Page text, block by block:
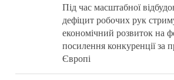
Під час масштабної
дефіцит робочих рук
економічний розвиток на
посилення конкуренції за
Європі